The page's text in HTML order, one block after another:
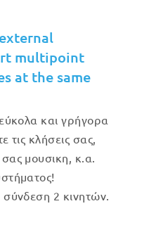
multipoint
at the same
και γρήγορα
κλήσεις σας,
μουσικη, κ.α.
σύνδεση 2 κινητών.